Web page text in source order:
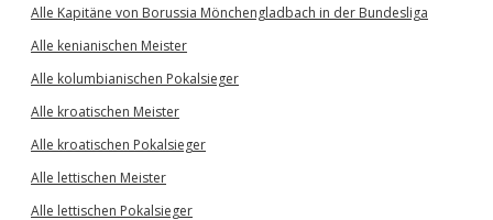
Alle Kapitäne von Borussia Mönchengladbach in der Bundesliga
Alle kenianischen Meister
Alle kolumbianischen Pokalsieger
Alle kroatischen Meister
Alle kroatischen Pokalsieger
Alle lettischen Meister
Alle lettischen Pokalsieger